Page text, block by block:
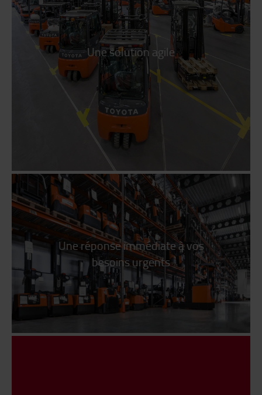
Une solution agile
Une réponse immédiate à vos
besoins urgents